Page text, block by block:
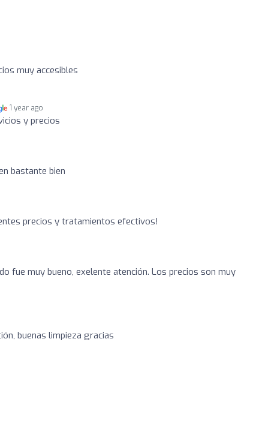
muy accesibles
1 year ago
y precios
bastante bien
precios y tratamientos efectivos!
fue muy bueno, exelente atención. Los precios son muy
buenas limpieza gracias